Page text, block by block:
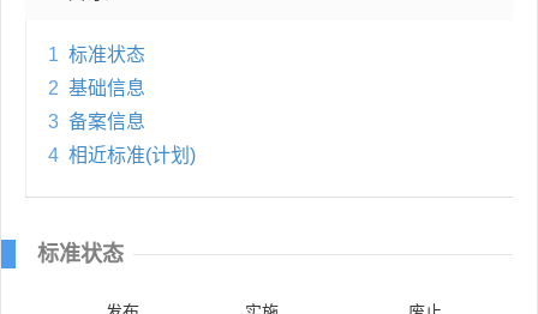
1 标准状态
2 基础信息
3 备案信息
4 相近标准(计划)
标准状态